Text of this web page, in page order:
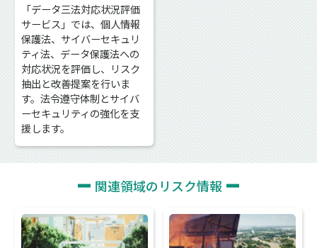
「データ三法対応状況評価
サービス」では、個人情報
保護法、サイバーセキュリ
ティ法、データ保護法への
対応状況を評価し、リスク
抽出と改善提案を行いま
す。法令遵守体制とサイバ
ーセキュリティの強化を支
援します。
関連領域のリスク情報